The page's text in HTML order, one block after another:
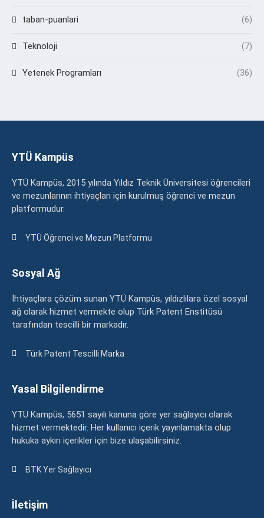
taban-puanlari (6)
Teknoloji (7)
Yetenek Programları (36)
YTÜ Kampüs
YTÜ Kampüs, 2015 yılında Yıldız Teknik Üniversitesi öğrencileri
ve mezunlarının ihtiyaçları için kurulmuş öğrenci ve mezun
platformudur.
YTÜ Öğrenci ve Mezun Platformu
Sosyal Ağ
İhtiyaçlara çözüm sunan YTÜ Kampüs, yıldızlılara özel sosyal
ağ olarak hizmet vermekte olup Türk Patent Enstitüsü
tarafından tescilli bir markadır.
Türk Patent Tescilli Marka
Yasal Bilgilendirme
YTÜ Kampüs, 5651 sayılı kanuna göre yer sağlayıcı olarak
hizmet vermektedir. Her kullanıcı içerik yayınlamakta olup
hukuka aykırı içerikler için bize ulaşabilirsiniz.
BTK Yer Sağlayıcı
İletişim